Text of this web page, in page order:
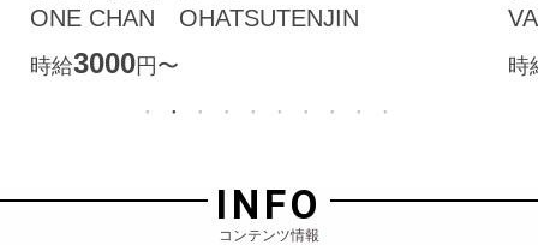
ONE CHAN OHATSUTENJIN
時給3000円〜 時
INFO
コンテンツ情報